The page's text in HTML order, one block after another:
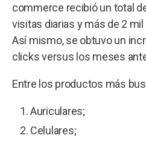
commerce recibió un total
visitas diarias y más de 2
Así mismo, se obtuvo un
clicks versus los meses
Entre los productos más
Auriculares;
Celulares;